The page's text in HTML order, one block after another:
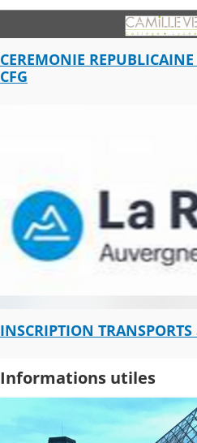
CEREMONIE
CFG
INSCRIPTION
Informations utiles